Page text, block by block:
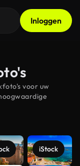
Inloggen
voor uw
iStock